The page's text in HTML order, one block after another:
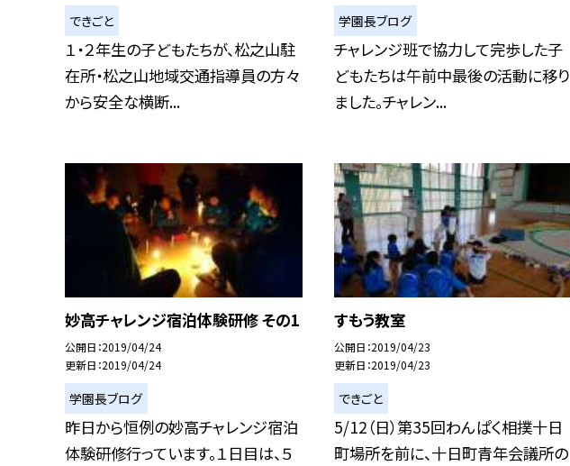
できごと
１・２年生の子どもたちが、松之山駐
在所・松之山地域交通指導員の方々
から安全な横断...
学園長ブログ
チャレンジ班で協力して完歩した子
どもたちは午前中最後の活動に移り
ました。チャレン...
妙高チャレンジ宿泊体験研修 その1
公開日 2019/04/24
更新日 2019/04/24
学園長ブログ
昨日から恒例の妙高チャレンジ宿泊
体験研修行っています。１日目は、５
すもう教室
公開日 2019/04/23
更新日 2019/04/23
できごと
5/12（日）第35回わんぱく相撲十日
町場所を前に、十日町青年会議所の